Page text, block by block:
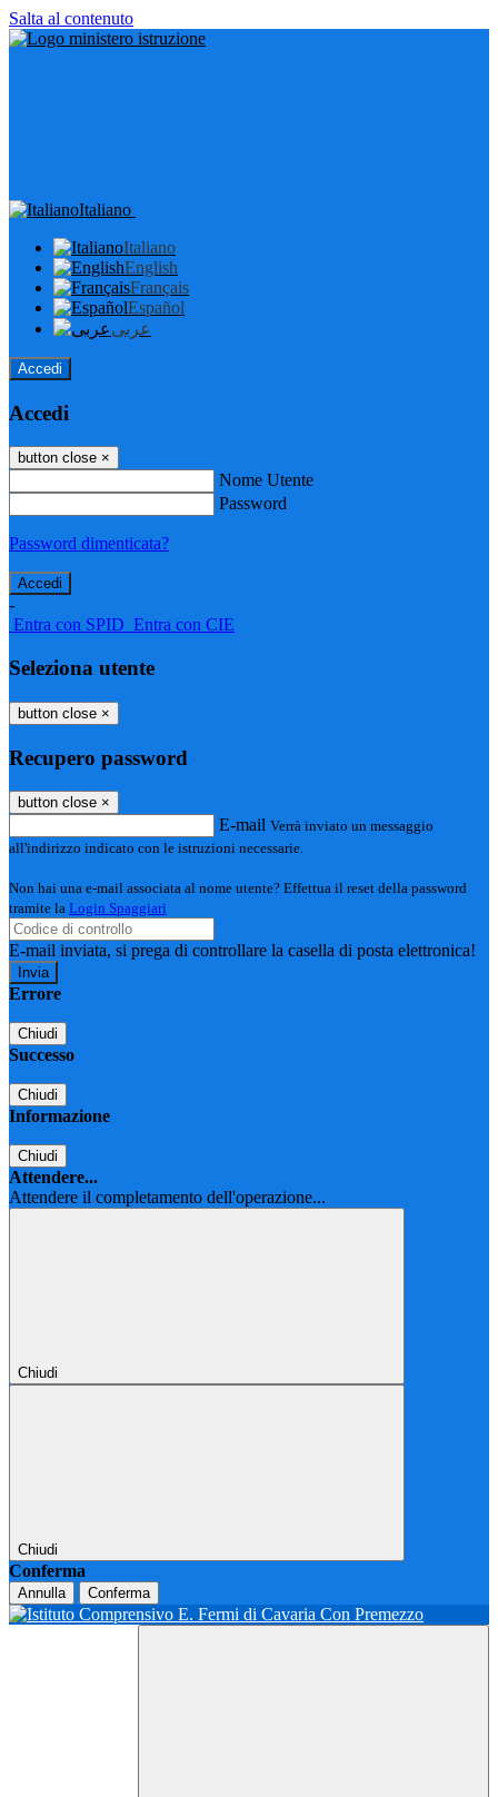
Salta al contenuto
Italiano
Italiano
English
Français
Español
عربى
Accedi
Accedi
button close ×
Nome Utente
Password
Password dimenticata?
-
Entra con SPID Entra con CIE
Seleziona utente
button close ×
Recupero password
button close ×
E-mail Verrà inviato un messaggio
all'indirizzo indicato con le istruzioni necessarie.
Non hai una e-mail associata al nome utente? Effettua il reset della password
tramite la Login Spaggiari
E-mail inviata, si prega di controllare la casella di posta elettronica!
Errore
Chiudi
Successo
Chiudi
Informazione
Chiudi
Attendere...
Attendere il completamento dell'operazione...
Chiudi
Chiudi
Conferma
Annulla Conferma